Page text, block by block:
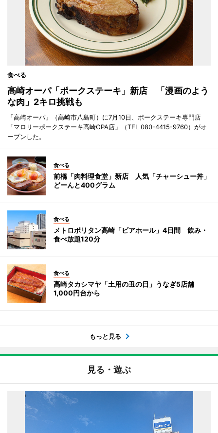
食べる
高崎オーパ「ポークステーキ」新店 「漫画のよう
な肉」2キロ挑戦も
「高崎オーパ」（高崎市八島町）に7月10日、ポークステーキ専門店
「マロリーポークステーキ高崎OPA店」（TEL 080-4415-9760）がオ
ープンした。
食べる
前橋「肉料理食堂」新店 人気「チャーシュー丼」
どーんと400グラム
食べる
メトロポリタン高崎「ビアホール」4日間 飲み・
食べ放題120分
食べる
高崎タカシマヤ「土用の丑の日」うなぎ5店舗
1,000円台から
もっと見る
見る・遊ぶ